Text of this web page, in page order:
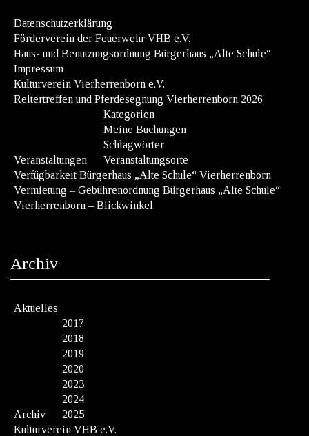
Datenschutzerklärung
Förderverein der Feuerwehr VHB e.V.
Haus- und Benutzungsordnung Bürgerhaus „Alte Schule“
Impressum
Kulturverein Vierherrenborn e.V.
Reitertreffen und Pferdesegnung Vierherrenborn 2026
Veranstaltungen
Kategorien
Meine Buchungen
Schlagwörter
Veranstaltungsorte
Verfügbarkeit Bürgerhaus „Alte Schule“ Vierherrenborn
Vermietung – Gebührenordnung Bürgerhaus „Alte Schule“
Vierherrenborn – Blickwinkel
Archiv
Aktuelles
Archiv
2017
2018
2019
2020
2023
2024
2025
Kulturverein VHB e.V.